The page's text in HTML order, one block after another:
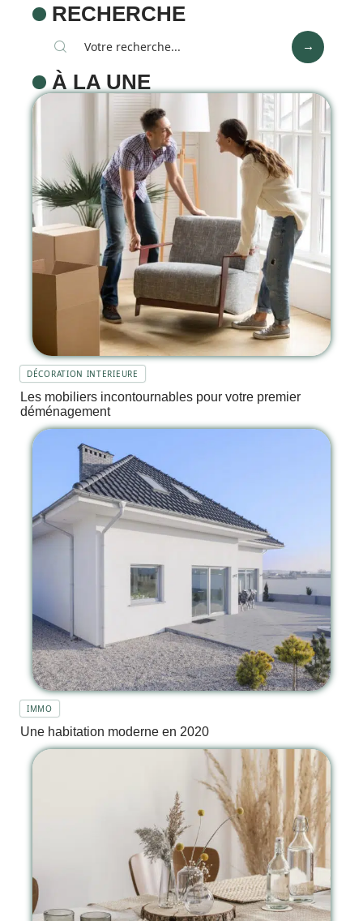
RECHERCHE
À LA UNE
DÉCORATION INTERIEURE
Les mobiliers incontournables pour votre premier
déménagement
IMMO
Une habitation moderne en 2020